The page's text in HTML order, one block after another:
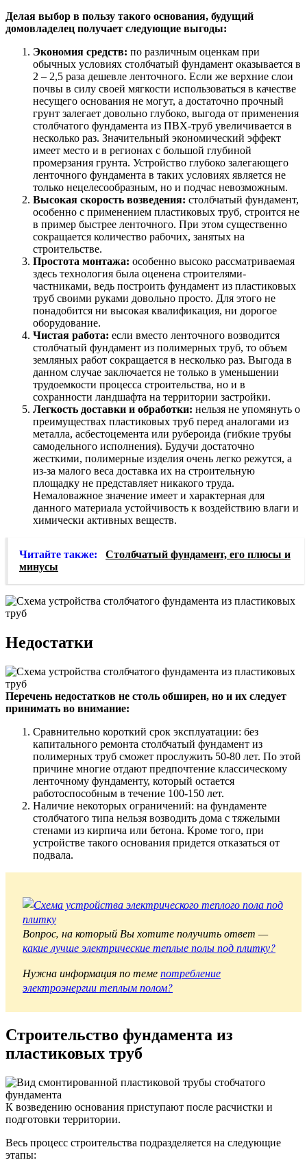
Делая выбор в пользу такого основания, будущий
домовладелец получает следующие выгоды:
Экономия средств: по различным оценкам при
обычных условиях столбчатый фундамент оказывается в
2 – 2,5 раза дешевле ленточного. Если же верхние слои
почвы в силу своей мягкости использоваться в качестве
несущего основания не могут, а достаточно прочный
грунт залегает довольно глубоко, выгода от применения
столбчатого фундамента из ПВХ-труб увеличивается в
несколько раз. Значительный экономический эффект
имеет место и в регионах с большой глубиной
промерзания грунта. Устройство глубоко залегающего
ленточного фундамента в таких условиях является не
только нецелесообразным, но и подчас невозможным.
Высокая скорость возведения: столбчатый фундамент,
особенно с применением пластиковых труб, строится не
в пример быстрее ленточного. При этом существенно
сокращается количество рабочих, занятых на
строительстве.
Простота монтажа: особенно высоко рассматриваемая
здесь технология была оценена строителями-
частниками, ведь построить фундамент из пластиковых
труб своими руками довольно просто. Для этого не
понадобится ни высокая квалификация, ни дорогое
оборудование.
Чистая работа: если вместо ленточного возводится
столбчатый фундамент из полимерных труб, то объем
земляных работ сокращается в несколько раз. Выгода в
данном случае заключается не только в уменьшении
трудоемкости процесса строительства, но и в
сохранности ландшафта на территории застройки.
Легкость доставки и обработки: нельзя не упомянуть о
преимуществах пластиковых труб перед аналогами из
металла, асбестоцемента или рубероида (гибкие трубы
самодельного исполнения). Будучи достаточно
жесткими, полимерные изделия очень легко режутся, а
из-за малого веса доставка их на строительную
площадку не представляет никакого труда.
Немаловажное значение имеет и характерная для
данного материала устойчивость к воздействию влаги и
химически активных веществ.
Читайте также:
Столбчатый фундамент, его плюсы и
минусы
Недостатки
Перечень недостатков не столь обширен, но и их следует
принимать во внимание:
Сравнительно короткий срок эксплуатации: без
капитального ремонта столбчатый фундамент из
полимерных труб сможет прослужить 50-80 лет. По этой
причине многие отдают предпочтение классическому
ленточному фундаменту, который остается
работоспособным в течение 100-150 лет.
Наличие некоторых ограничений: на фундаменте
столбчатого типа нельзя возводить дома с тяжелыми
стенами из кирпича или бетона. Кроме того, при
устройстве такого основания придется отказаться от
подвала.
Вопрос, на который Вы хотите получить ответ —
какие лучше электрические теплые полы под плитку?
Нужна информация по темепотребление
электроэнергии теплым полом?
Строительство фундамента из
пластиковых труб
К возведению основания приступают после расчистки и
подготовки территории.
Весь процесс строительства подразделяется на следующие
этапы: